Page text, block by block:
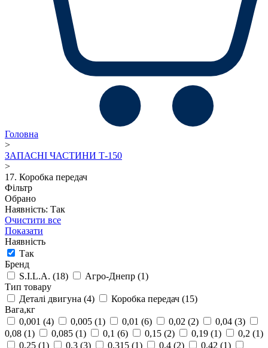
Головна
>
ЗАПАСНІ ЧАСТИНИ Т-150
>
17. Коробка передач
Фільтр
Обрано
Наявність: Так
Очистити все
Показати
Наявність
Так
Бренд
S.I.L.A. (18) Агро-Днепр (1)
Тип товару
Деталі двигуна (4) Коробка передач (15)
Вага,кг
0,001 (4) 0,005 (1) 0,01 (6) 0,02 (2) 0,04 (3)
0,08 (1) 0,085 (1) 0,1 (6) 0,15 (2) 0,19 (1) 0,2 (1)
0,25 (1) 0,3 (3) 0,315 (1) 0,4 (2) 0,42 (1)